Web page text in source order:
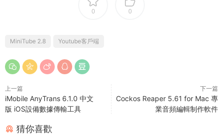
0 0
MiniTube 2.8 Youtube客戶端
上一篇
iMobile AnyTrans 6.1.0 中文
版 iOS設備數據傳輸工具
下一篇
Cockos Reaper 5.61 for Mac 專
業音頻編輯制作軟件
猜你喜歡